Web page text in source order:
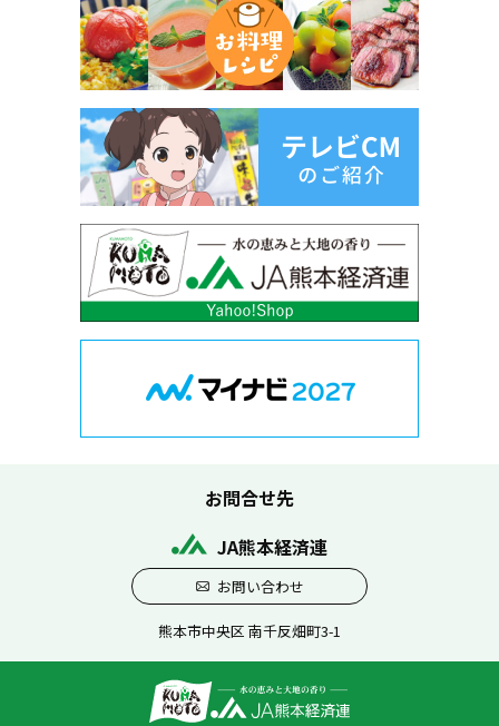
お問合せ先
JA熊本経済連
お問い合わせ
熊本市中央区 南千反畑町3-1